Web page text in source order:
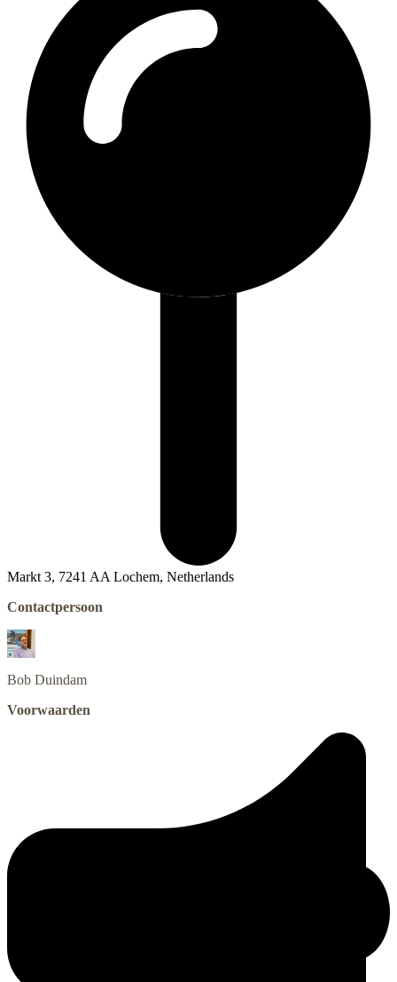
Markt 3, 7241 AA Lochem, Netherlands
Contactpersoon
Bob Duindam
Voorwaarden